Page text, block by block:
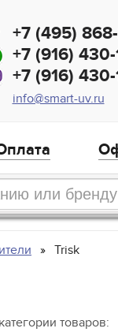
+7 (495)
+7 (916) 430-
+7 (916) 430-
info@smart-uv.ru
Trisk
товаров: